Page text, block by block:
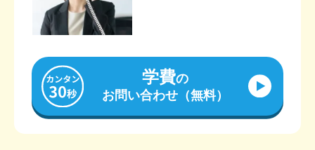
学費の
お問い合わせ（無料）